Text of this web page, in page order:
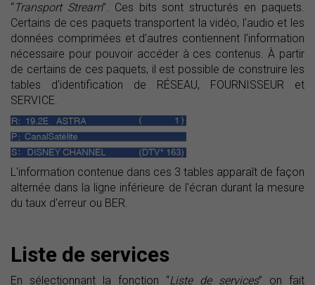
“Transport Stream”. Ces bits sont structurés en paquets.
Certains de ces paquets transportent la vidéo, l'audio et les
données comprimées et d'autres contiennent l'information
nécessaire pour pouvoir accéder à ces contenus. À partir
de certains de ces paquets, il est possible de construire les
tables d'identification de RÉSEAU, FOURNISSEUR et
SERVICE.
L'information contenue dans ces 3 tables apparaît de façon
alternée dans la ligne inférieure de l'écran durant la mesure
du taux d'erreur ou BER.
Liste de services
En sélectionnant la fonction “Liste de services” on fait